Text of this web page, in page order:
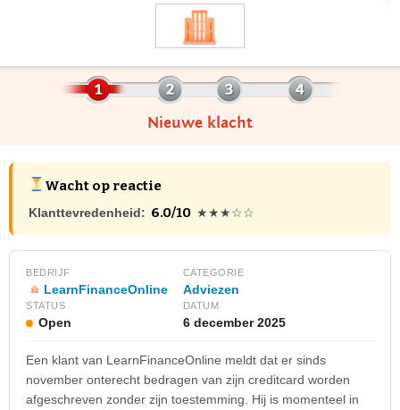
Nieuwe klacht
Wacht op reactie
Klanttevredenheid: 6.0/10 ★★★☆☆
BEDRIJF
LearnFinanceOnline
CATEGORIE
Adviezen
STATUS
Open
DATUM
6 december 2025
Een klant van LearnFinanceOnline meldt dat er sinds
november onterecht bedragen van zijn creditcard worden
afgeschreven zonder zijn toestemming. Hij is momenteel in